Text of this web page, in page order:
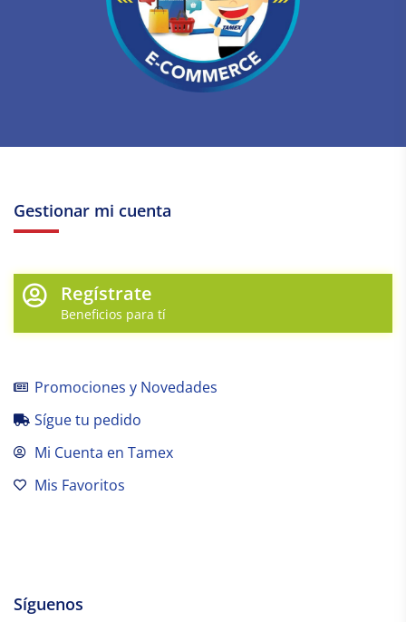
Gestionar mi cuenta
Regístrate
Beneficios para tí
Promociones y Novedades
Sígue tu pedido
Mi Cuenta en Tamex
Mis Favoritos
Síguenos